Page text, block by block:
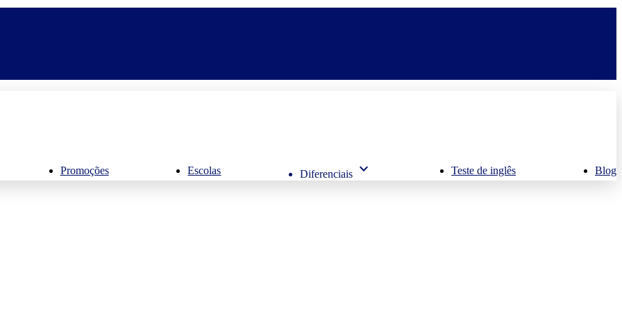
Promoções Escolas Diferenciais keyboard_arrow_down Teste de inglês Blog